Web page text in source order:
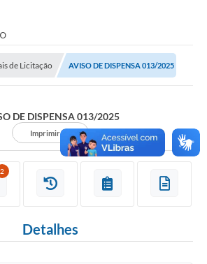
de Licitação AVISO DE DISPENSA 013/2025
DE DISPENSA 013/2025
Imprimir
2
Detalhes